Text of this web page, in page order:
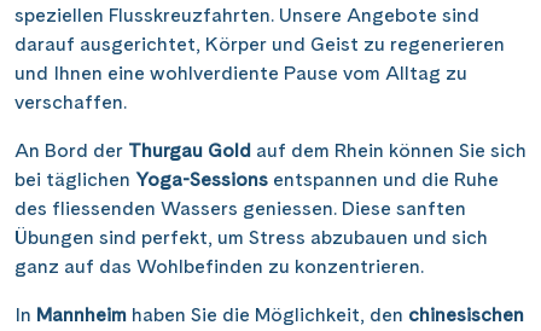
speziellen Flusskreuzfahrten. Unsere Angebote sind
darauf ausgerichtet, Körper und Geist zu regenerieren
und Ihnen eine wohlverdiente Pause vom Alltag zu
verschaffen.
An Bord der Thurgau Gold auf dem Rhein können Sie sich
bei täglichen Yoga-Sessions entspannen und die Ruhe
des fliessenden Wassers geniessen. Diese sanften
Übungen sind perfekt, um Stress abzubauen und sich
ganz auf das Wohlbefinden zu konzentrieren.
In Mannheim haben Sie die Möglichkeit, den chinesischen
Reisezeitraum·Reisedauer
Alle Länder
Alle Gewässer
Alle Schiffe